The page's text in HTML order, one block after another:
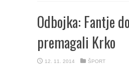
Odbojka: Fantje
premagali Krko
12. 11. 2014 ŠPORT